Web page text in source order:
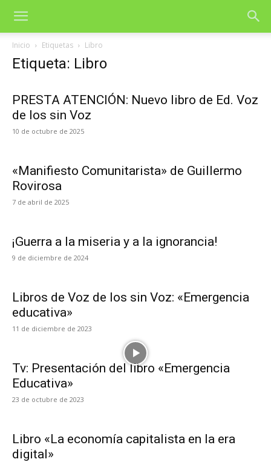
Inicio Etiquetas Libro
Etiqueta: Libro
PRESTA ATENCIÓN: Nuevo libro de Ed. Voz
de los sin Voz
10 de octubre de 2025
«Manifiesto Comunitarista» de Guillermo
Rovirosa
7 de abril de 2025
¡Guerra a la miseria y a la ignorancia!
9 de diciembre de 2024
Libros de Voz de los sin Voz: «Emergencia
educativa»
11 de diciembre de 2023
Tv: Presentación del libro «Emergencia
Educativa»
23 de octubre de 2023
Libro «La economía capitalista en la era
digital»